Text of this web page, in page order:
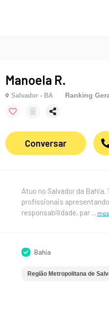
Manoela R.
Salvador - BA Ranking
Conversar
Atuo no Salvador da
profissionais
responsabilidade, par ...
Bahia
Região Metropolitana de